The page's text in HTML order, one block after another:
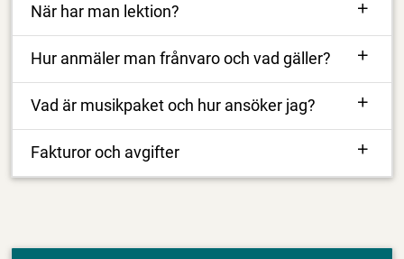
När har man lektion?
Hur anmäler man frånvaro och vad gäller?
Vad är musikpaket och hur ansöker jag?
Fakturor och avgifter